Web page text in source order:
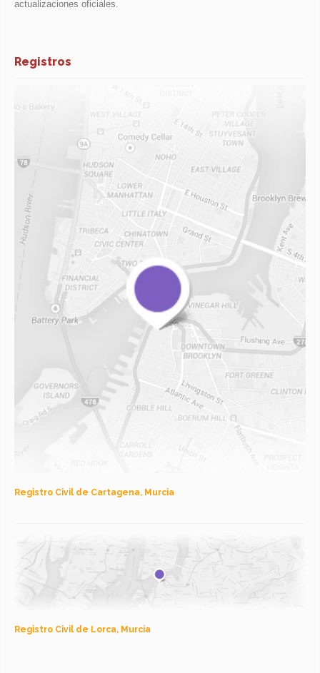
actualizaciones oficiales.
Registros
Registro Civil de Cartagena, Murcia
Registro Civil de Lorca, Murcia